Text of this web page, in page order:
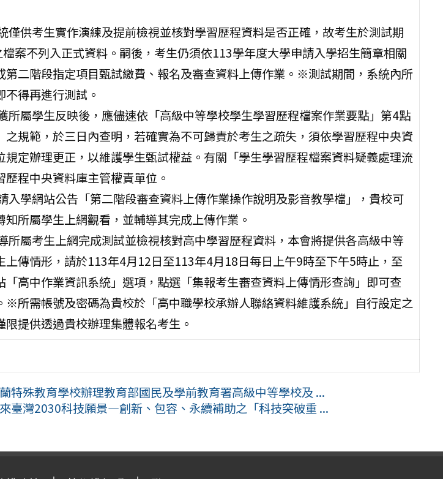
僅供考生實作演練及提前檢視並核對學習歷程資料是否正確，故考生於測試期
案不列入正式資料。嗣後，考生仍須依113學年度大學申請入學招生簡章相關
第二階段指定項目甄試繳費、報名及審查資料上傳作業。※測試期間，系統內所
得再進行測試。
所屬學生反映後，應儘速依「高級中等學校學生學習歷程檔案作業要點」第4點
之規範，於三日內查明，若確實為不可歸責於考生之疏失，須依學習歷程中央資
規定辦理更正，以維護學生甄試權益。有關「學生學習歷程檔案資料疑義處理流
程中央資料庫主管權責單位。
入學網站公告「第二階段審查資料上傳作業操作說明及影音教學檔」，貴校可
知所屬學生上網觀看，並輔導其完成上傳作業。
所屬考生上網完成測試並檢視核對高中學習歷程資料，本會將提供各高級中等
上傳情形，請於113年4月12日至113年4月18日每日上午9時至下午5時止，至
「高中作業資訊系統」選項，點選「集報考生審查資料上傳情形查詢」即可查
※所需帳號及密碼為貴校於「高中職學校承辦人聯絡資料維護系統」自行設定之
限提供透過貴校辦理集體報名考生。
特殊教育學校辦理教育部國民及學前教育署高級中等學校及 ...
臺灣2030科技願景―創新、包容、永續補助之「科技突破重 ...